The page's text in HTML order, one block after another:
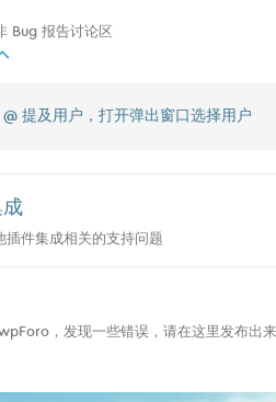
Bug 报告讨论区
@ 提及用户，打开弹出窗口选择用户
件集成相关的支持问题
，发现一些错误，请在这里发布出